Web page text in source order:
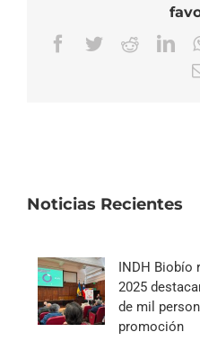
Facebook
TwitterReddit
Noticias Recientes
INDH Biobío
2025
de mil
promoción